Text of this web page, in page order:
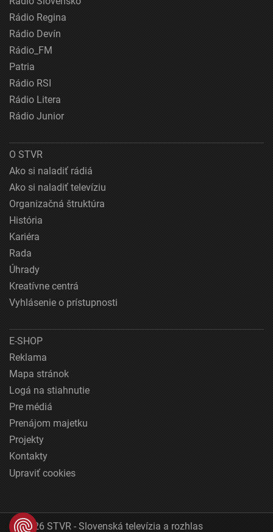
Rádio Regina
Rádio Devín
Rádio_FM
Patria
Rádio RSI
Rádio Litera
Rádio Junior
O STVR
Ako si naladiť rádiá
Ako si naladiť televíziu
Organizačná štruktúra
História
Kariéra
Rada
Úhrady
Kreatívne centrá
Vyhlásenie o prístupnosti
E-SHOP
Reklama
Mapa stránok
Logá na stiahnutie
Pre médiá
Prenájom majetku
Projekty
Kontakty
Upraviť cookies
© 2026 STVR - Slovenská televízia a rozhlas